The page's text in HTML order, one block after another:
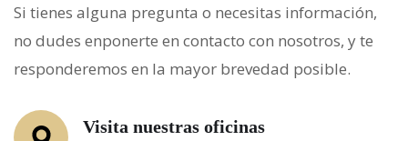
Si tienes alguna pregunta o necesitas información,
no dudes enponerte en contacto con nosotros, y te
responderemos en la mayor brevedad posible.
Visita nuestras oficinas